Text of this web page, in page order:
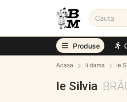
Produse
Acasa Ii dama Ie
Ie Silvia